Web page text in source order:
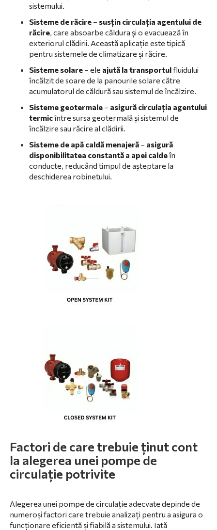
sistemului.
Sisteme de răcire – susțin circulația agentului de
răcire, care absoarbe căldura și o evacuează în
exteriorul clădirii. Această aplicație este tipică
pentru sistemele de climatizare și răcire.
Sisteme solare – ele ajută la transportulfluidului
încălzit de soare de la panourile solare către
acumulatorul de căldură sau sistemul de încălzire.
Sisteme geotermale – asigură circulația agentului
termicîntre sursa geotermală și sistemul de
încălzire sau răcire al clădirii.
Sisteme de apă caldă menajeră – asigură
disponibilitatea constantă a apei caldeîn
conducte, reducând timpul de așteptare la
deschiderea robinetului.
Factori de care trebuie ținut cont
la alegerea unei pompe de
circulație potrivite
Alegerea unei pompe de circulație adecvate depinde de
numeroși factori care trebuie analizați pentru a asigura o
funcționare eficientă și fiabilă a sistemului. Iată